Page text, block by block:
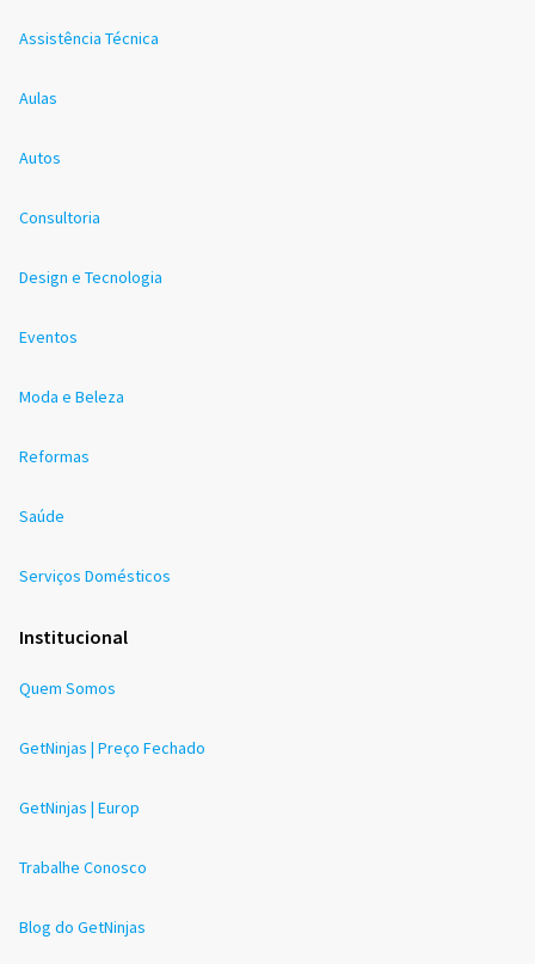
Assistência Técnica
Aulas
Autos
Consultoria
Design e Tecnologia
Eventos
Moda e Beleza
Reformas
Saúde
Serviços Domésticos
Institucional
Quem Somos
GetNinjas | Preço Fechado
GetNinjas | Europ
Trabalhe Conosco
Blog do GetNinjas